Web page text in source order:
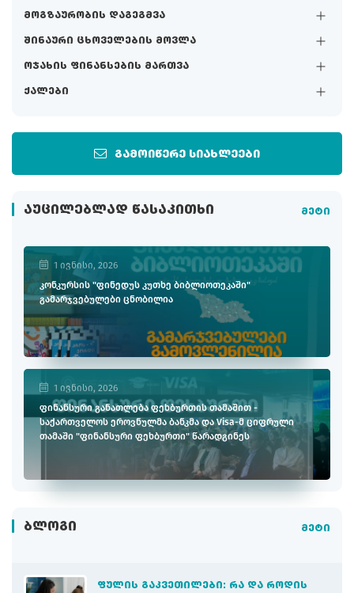
მოგზაურობის დაგეგმვა
შინაური ცხოველების მოვლა
ოჯახის ფინანსების მართვა
ქალები
გამოიწერე სიახლეები
ᲐᲣᲪᲘᲚᲔᲑᲚᲐᲓ ᲬᲐᲡᲐᲙᲘᲗᲮᲘ მეტი
1 ივნისი, 2026
კონკურსის "ფინედუს კუთხე ბიბლიოთეკაში"
გამარჯვებულები ცნობილია
1 ივნისი, 2026
ფინანსური განათლება ფეხბურთის თამაშით -
საქართველოს ეროვნულმა ბანკმა და Visa-მ ციფრული
თამაში "ფინანსური ფეხბურთი" წარადგინეს
ᲑᲚᲝᲒᲘ მეტი
ᲤᲣᲚᲘᲡ ᲒᲐᲙᲕᲔᲗᲘᲚᲔᲑᲘ: ᲠᲐ ᲓᲐ ᲠᲝᲓᲘᲡ